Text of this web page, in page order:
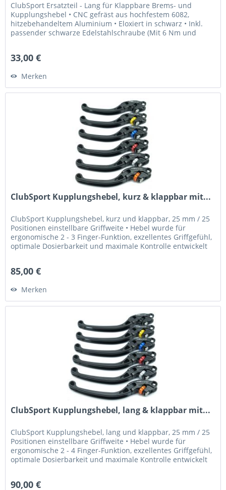
ClubSport Ersatzteil - Lang für Klappbare Brems- und
Kupplungshebel • CNC gefräst aus hochfestem 6082,
hitzebehandeltem Aluminium • Eloxiert in schwarz • Inkl.
passender schwarze Edelstahlschraube (Mit 6 Nm und
33,00 €
Merken
ClubSport Kupplungshebel, kurz & klappbar mit...
ClubSport Kupplungshebel, kurz und klappbar, 25 mm / 25
Positionen einstellbare Griffweite • Hebel wurde für
ergonomische 2 - 3 Finger-Funktion, exzellentes Griffgefühl,
optimale Dosierbarkeit und maximale Kontrolle entwickelt
85,00 €
Merken
ClubSport Kupplungshebel, lang & klappbar mit...
ClubSport Kupplungshebel, lang und klappbar, 25 mm / 25
Positionen einstellbare Griffweite • Hebel wurde für
ergonomische 2 - 4 Finger-Funktion, exzellentes Griffgefühl,
optimale Dosierbarkeit und maximale Kontrolle entwickelt
90,00 €